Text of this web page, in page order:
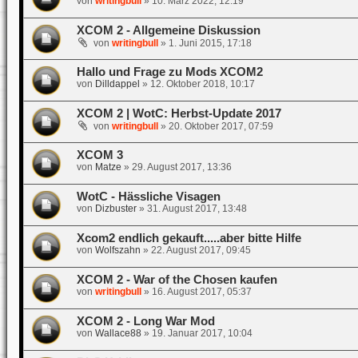
XCOM 2 - Allgemeine Diskussion
von writingbull» 1. Juni 2015, 17:18
Hallo und Frage zu Mods XCOM2
von Dilldappel » 12. Oktober 2018, 10:17
XCOM 2 | WotC: Herbst-Update 2017
von writingbull» 20. Oktober 2017, 07:59
XCOM 3
von Matze » 29. August 2017, 13:36
WotC - Hässliche Visagen
von Dizbuster» 31. August 2017, 13:48
Xcom2 endlich gekauft.....aber bitte Hilfe
von Wolfszahn » 22. August 2017, 09:45
XCOM 2 - War of the Chosen kaufen
von writingbull» 16. August 2017, 05:37
XCOM 2 - Long War Mod
von Wallace88 » 19. Januar 2017, 10:04